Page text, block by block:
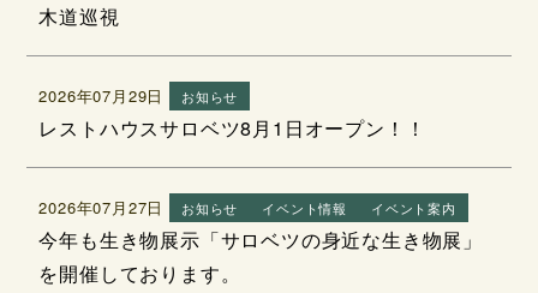
木道巡視
2026年07月29日 お知らせ
レストハウスサロベツ8月1日オープン！！
2026年07月27日 お知らせ イベント情報 イベント案内
今年も生き物展示「サロベツの身近な生き物展」
を開催しております。